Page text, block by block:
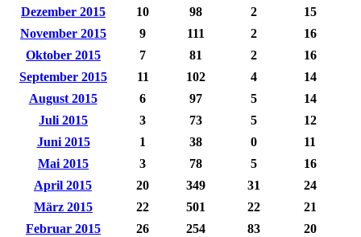
Dezember 2015
10 98 2
15
November 2015
9 111 2
16
Oktober 2015
7 81 2
16
September 2015
11 102 4
14
August 2015
6 97 5
14
Juli 2015
3 73 5
12
Juni 2015
1 38 0
11
Mai 2015
3 78 5
16
April 2015
20 349 31
24
März 2015
22 501 22
21
Februar 2015
26 254 83 20